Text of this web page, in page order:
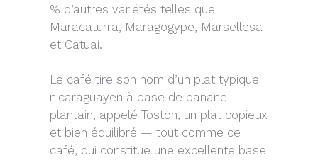
% d’autres variétés telles que
Maracaturra, Maragogype, Marsellesa
et Catuaí.
Le café tire son nom d’un plat typique
nicaraguayen à base de banane
plantain, appelé Tostón, un plat copieux
et bien équilibré — tout comme ce
café, qui constitue une excellente base